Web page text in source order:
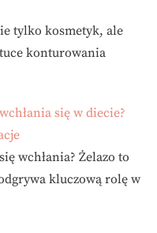
tylko kosmetyk, ale
konturowania
się w diecie?
wchłania? Żelazo to
kluczową rolę w